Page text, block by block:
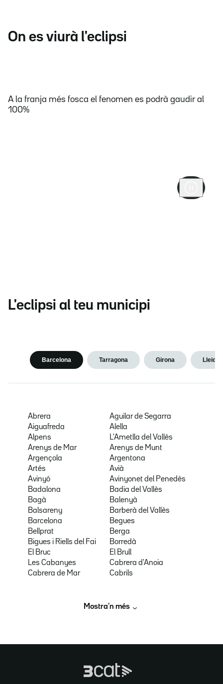
On es viurà l'eclipsi
A la franja més fosca el fenomen es podrà gaudir al
100%
L'eclipsi al teu municipi
Barcelona Tarragona Girona Lleida
Abrera
Aguilar de Segarra
Aiguafreda
Alella
Alpens
L'Ametlla del Vallès
Arenys de Mar
Arenys de Munt
Argençola
Argentona
Artés
Avià
Avinyó
Avinyonet del Penedès
Badalona
Badia del Vallès
Bagà
Balenyà
Balsareny
Barberà del Vallès
Barcelona
Begues
Bellprat
Berga
Bigues i Riells del Fai
Borredà
El Bruc
El Brull
Les Cabanyes
Cabrera d'Anoia
Cabrera de Mar
Cabrils
Mostra’n més